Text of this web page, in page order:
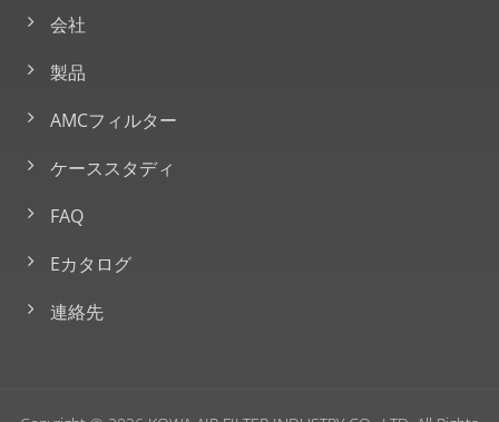
会社
製品
AMCフィルター
ケーススタディ
FAQ
Eカタログ
連絡先